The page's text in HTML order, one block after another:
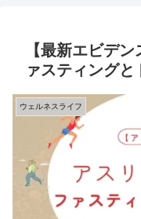
【最新エビデ
ァスティングと
ウェルネスライフ